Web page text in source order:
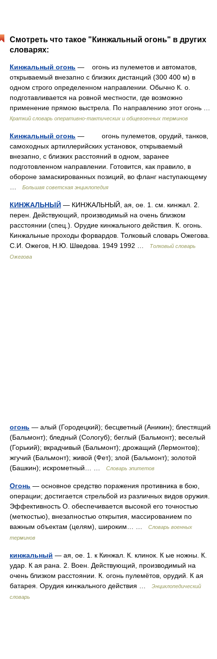
Смотреть что такое "Кинжальный огонь" в других
словарях:
Кинжальный огонь — огонь из пулеметов и автоматов,
открываемый внезапно с близких дистанций (300 400 м) в
одном строго определенном направлении. Обычно К. о.
подготавливается на ровной местности, где возможно
применение прямою выстрела. По направлению этот огонь …
Краткий словарь оперативно-тактических и общевоенных терминов
Кинжальный огонь — огонь пулеметов, орудий, танков,
самоходных артиллерийских установок, открываемый
внезапно, с близких расстояний в одном, заранее
подготовленном направлении. Готовится, как правило, в
обороне замаскированных позиций, во фланг наступающему
Большая советская энциклопедия
КИНЖАЛЬНЫЙ — КИНЖАЛЬНЫЙ, ая, ое. 1. см. кинжал. 2.
перен. Действующий, производимый на очень близком
расстоянии (спец.). Орудие кинжального действия. К. огонь.
Кинжальные проходы форвардов. Толковый словарь Ожегова.
С.И. Ожегов, Н.Ю. Шведова. 1949 1992 …
Толковый словарь
Ожегова
огонь — алый (Городецкий); бесцветный (Аникин); блестящий
(Бальмонт); бледный (Сологуб); беглый (Бальмонт); веселый
(Горький); вкрадчивый (Бальмонт); дрожащий (Лермонтов);
жгучий (Бальмонт); живой (Фет); злой (Бальмонт); золотой
(Башкин); искрометный… …
Словарь эпитетов
Огонь — основное средство поражения противника в бою,
операции; достигается стрельбой из различных видов оружия.
Эффективность О. обеспечивается высокой его точностью
(меткостью), внезапностью открытия, массированием по
важным объектам (целям), широким… …
Словарь военных
терминов
кинжальный — ая, ое. 1. к Кинжал. К. клинок. К ые ножны. К.
удар. К ая рана. 2. Воен. Действующий, производимый на
очень близком расстоянии. К. огонь пулемётов, орудий. К ая
батарея. Орудия кинжального действия …
Энциклопедический
словарь